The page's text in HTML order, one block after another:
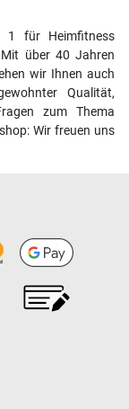
für Heimfitness
über 40 Jahren
wir Ihnen auch
Qualität,
zum Thema
Wir freuen uns